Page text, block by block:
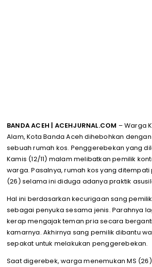
BANDA ACEH | ACEHJURNAL.COM – Warga
Alam, Kota Banda Aceh dihebohkan
sebuah rumah kos. Penggerebekan yang
Kamis (12/11) malam melibatkan pemilik
warga. Pasalnya, rumah kos yang ditempati
(26) selama ini diduga adanya praktik
Hal ini berdasarkan kecurigaan sang
sebagai penyuka sesama jenis. Parahnya
kerap mengajak teman pria secara
kamarnya. Akhirnya sang pemilik dibantu
sepakat untuk melakukan penggerebekan.
Saat digerebek, warga menemukan MS